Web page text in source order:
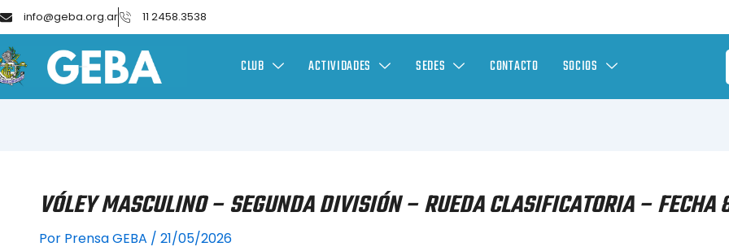
info@geba.org.ar 11 2458.3538
CLUB ACTIVIDADES SEDES CONTACTO SOCIOS
VÓLEY MASCULINO – SEGUNDA DIVISIÓN – RUEDA CLASIFICATORIA – FECHA
Por Prensa GEBA / 21/05/2026